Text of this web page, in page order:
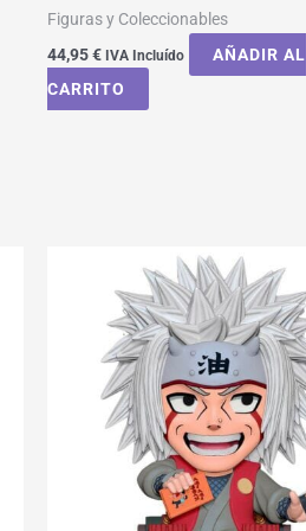
Figuras y Coleccionables
44,95€ IVA Incluído
AÑADIR AL
CARRITO